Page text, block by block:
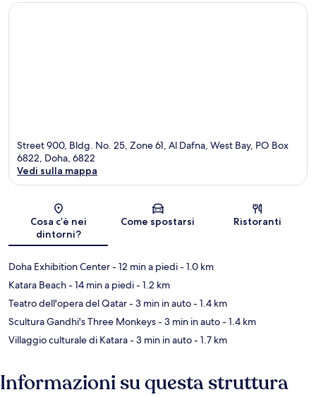
Street 900, Bldg. No. 25, Zone 61, Al Dafna, West Bay, PO Box
6822, Doha, 6822
Vedi sulla mappa
Cosa c’è nei
dintorni?
Come spostarsi Ristoranti
Doha Exhibition Center- 12 min a piedi- 1.0 km
Katara Beach- 14 min a piedi- 1.2 km
Teatro dell'opera del Qatar- 3 min in auto- 1.4 km
Scultura Gandhi's Three Monkeys- 3 min in auto- 1.4 km
Villaggio culturale di Katara- 3 min in auto- 1.7 km
Informazioni su questa struttura